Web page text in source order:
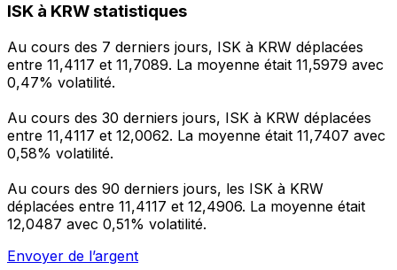
ISK à KRW statistiques
Au cours des 7 derniers jours, ISK à KRW déplacées
entre 11,4117 et 11,7089. La moyenne était 11,5979 avec
0,47% volatilité.
Au cours des 30 derniers jours, ISK à KRW déplacées
entre 11,4117 et 12,0062. La moyenne était 11,7407 avec
0,58% volatilité.
Au cours des 90 derniers jours, les ISK à KRW
déplacées entre 11,4117 et 12,4906. La moyenne était
12,0487 avec 0,51% volatilité.
Envoyer de l’argent